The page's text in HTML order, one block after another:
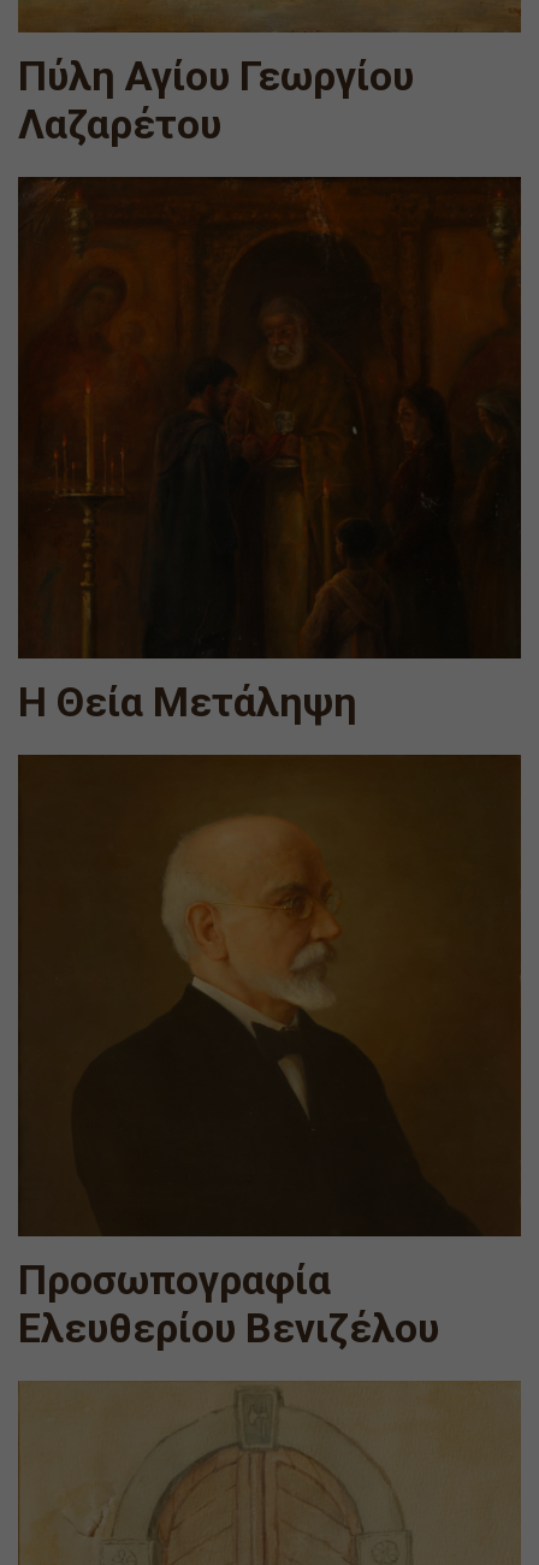
Πύλη Αγίου Γεωργίου
Λαζαρέτου
Η Θεία Μετάληψη
Προσωπογραφία
Ελευθερίου Βενιζέλου